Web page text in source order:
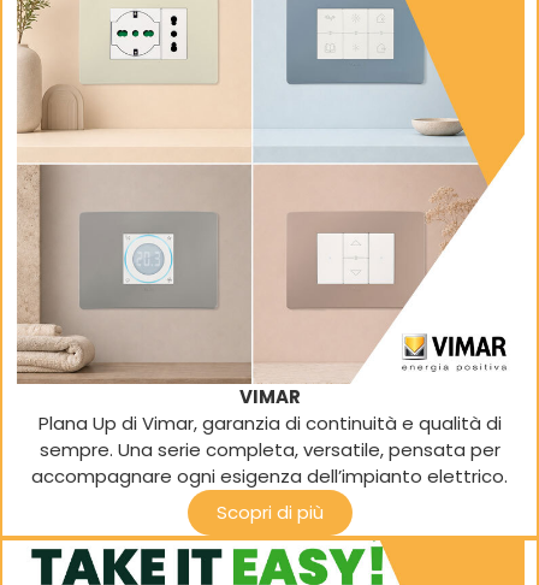
VIMAR
Plana Up di Vimar, garanzia di continuità e qualità di
sempre. Una serie completa, versatile, pensata per
accompagnare ogni esigenza dell’impianto elettrico.
Scopri di più